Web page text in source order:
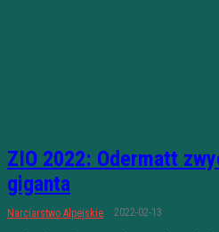
ZIO 2022: Odermatt
giganta
Narciarstwo Alpejskie 2022-02-13